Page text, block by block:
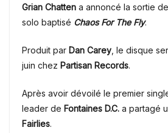
Grian Chatten a annoncé la sortie
solo baptisé Chaos For The Fly.
Produit par Dan Carey , le disque
juin chez Partisan Records.
Après avoir dévoilé le premier
leader de Fontaines D.C. a partagé
Fairlies.